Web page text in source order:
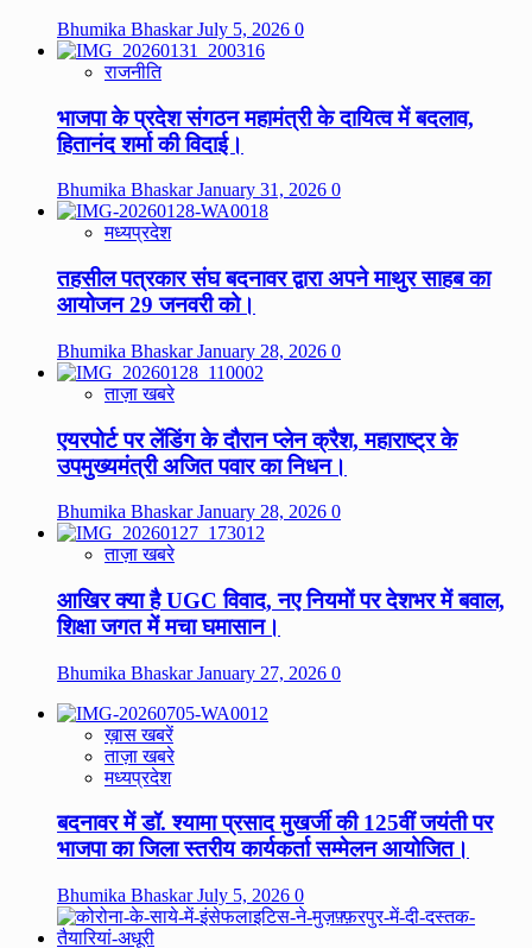
Bhumika BhaskarJuly 5, 2026 0
राजनीति
भाजपा के प्रदेश संगठन महामंत्री के दायित्व में बदलाव,
हितानंद शर्मा की विदाई।
Bhumika BhaskarJanuary 31, 2026 0
मध्यप्रदेश
तहसील पत्रकार संघ बदनावर द्वारा अपने माथुर साहब का
आयोजन 29 जनवरी को।
Bhumika BhaskarJanuary 28, 2026 0
ताज़ा खबरे
एयरपोर्ट पर लेंडिंग के दौरान प्लेन क्रैश, महाराष्ट्र के
उपमुख्यमंत्री अजित पवार का निधन।
Bhumika BhaskarJanuary 28, 2026 0
ताज़ा खबरे
आखिर क्या है UGC विवाद, नए नियमों पर देशभर में बवाल,
शिक्षा जगत में मचा घमासान।
Bhumika BhaskarJanuary 27, 2026 0
ख़ास खबरें
ताज़ा खबरे
मध्यप्रदेश
बदनावर में डॉ. श्यामा प्रसाद मुखर्जी की 125वीं जयंती पर
भाजपा का जिला स्तरीय कार्यकर्ता सम्मेलन आयोजित।
Bhumika BhaskarJuly 5, 2026 0